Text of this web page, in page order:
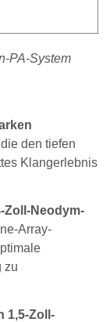
PA-System
die den tiefen
Klangerlebnis
Zoll-Neodym-
Array-
zu
1,5-Zoll-